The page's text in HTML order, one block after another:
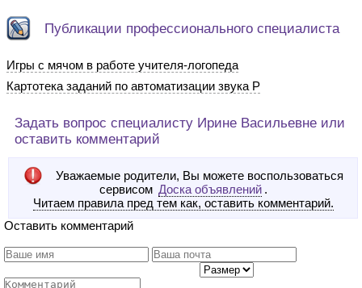
Публикации профессионального специалиста
Игры с мячом в работе учителя-логопеда
Картотека заданий по автоматизации звука Р
Задать вопрос специалисту Ирине Васильевне или
оставить комментарий
Уважаемые родители, Вы можете воспользоваться
сервисом Доска объявлений .
Читаем правила пред тем как, оставить комментарий.
Оставить комментарий